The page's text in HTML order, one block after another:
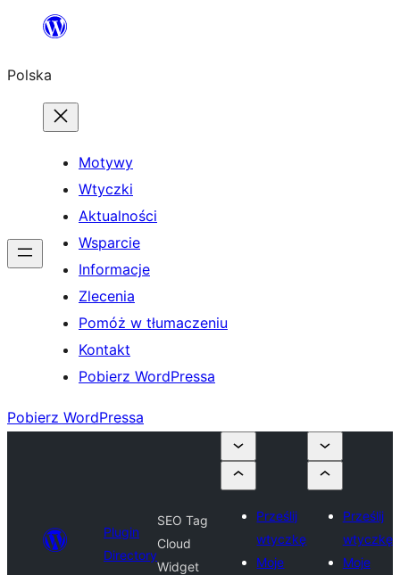
Przejdź
treści
Polska
Motywy
Wtyczki
Aktualności
Wsparcie
Informacje
Zlecenia
Pomóż w tłumaczeniu
Kontakt
Pobierz WordPressa
Pobierz WordPressa
Plugin
Directory
SEO Tag
Cloud
Widget
Prześlij
wtyczkę
Moje
Prześlij
wtyczkę
Moje